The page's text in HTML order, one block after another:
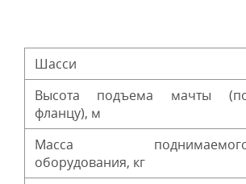
Шасси
Высота подъема мачты
фланцу), м
Масса
оборудования, кг